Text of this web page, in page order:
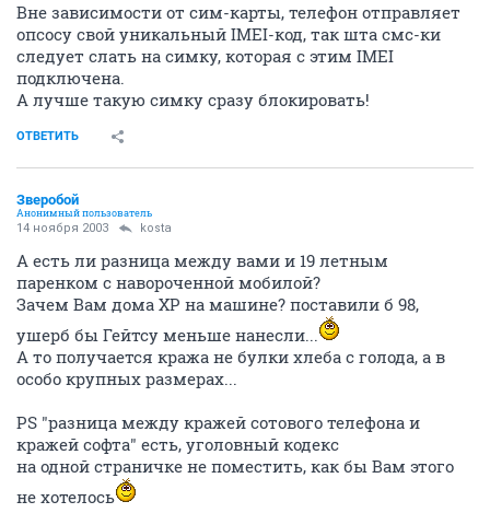
Вне зависимости от сим-карты, телефон отправляет
опсосу свой уникальный IMEI-код, так шта смс-ки
следует слать на симку, которая с этим IMEI
подключена.
А лучше такую симку сразу блокировать!
ОТВЕТИТЬ
Зверобой
Анонимный пользователь
14 ноября 2003 kosta
А есть ли разница между вами и 19 летным
паренком с навороченной мобилой?
Зачем Вам дома XP на машине? поставили б 98,
ушерб бы Гейтсу меньше нанесли...
А то получается кража не булки хлеба с голода, а в
особо крупных размерах...
PS "разница между кражей сотового телефона и
кражей софта" есть, уголовный кодекс
на одной страничке не поместить, как бы Вам этого
не хотелось